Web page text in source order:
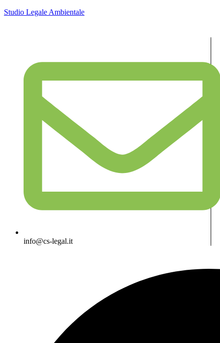
Studio Legale Ambientale
info@cs-legal.it